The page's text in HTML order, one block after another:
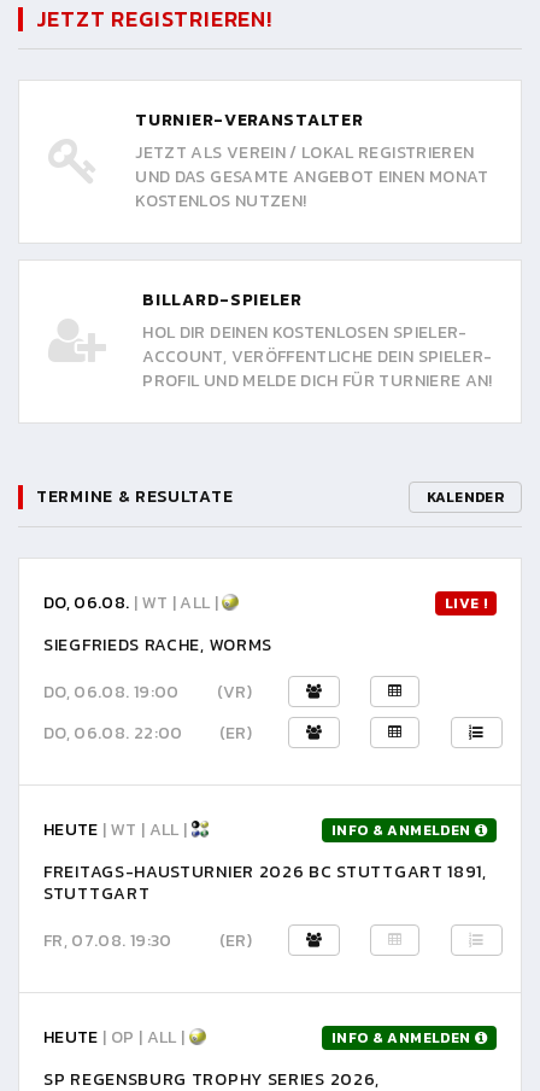
JETZT REGISTRIEREN!
TURNIER-VERANSTALTER
JETZT ALS VEREIN / LOKAL REGISTRIEREN
UND DAS GESAMTE ANGEBOT EINEN MONAT
KOSTENLOS NUTZEN!
BILLARD-SPIELER
HOL DIR DEINEN KOSTENLOSEN SPIELER-
ACCOUNT, VERÖFFENTLICHE DEIN SPIELER-
PROFIL UND MELDE DICH FÜR TURNIERE AN!
TERMINE & RESULTATE KALENDER
DO, 06.08. | WT | ALL | LIVE !
SIEGFRIEDS RACHE, WORMS
DO, 06.08. 19:00
(VR)
DO, 06.08. 22:00
(ER)
HEUTE | WT | ALL | INFO & ANMELDEN
FREITAGS-HAUSTURNIER 2026 BC STUTTGART 1891,
STUTTGART
FR, 07.08. 19:30
(ER)
HEUTE | OP | ALL | INFO & ANMELDEN
SP REGENSBURG TROPHY SERIES 2026,